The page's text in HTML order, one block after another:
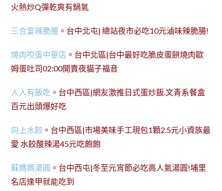
火熱炒Q彈乾爽有鍋氣
三合宴辣脆腸 。台中北屯| 總站夜市必吃10元滷味辣脆腸!
燒肉咬蛋中華店 。台中北區|台中最好吃脆皮蛋餅燒肉歐
姆蛋吐司02:00開賣夜貓子福音
人人有飯吃 。台中西區|網友激推日式蛋炒飯.文青系餐盒
百元出頭爆好吃
向上水餃 。台中西區|市場美味手工現包1顆2.5元小資族最
愛 水餃酸辣湯45元吃飽飽
蘇媽媽湯圓 。台中西屯|冬至元宵節必吃高人氣湯圓!埔里
名店逢甲就能吃到